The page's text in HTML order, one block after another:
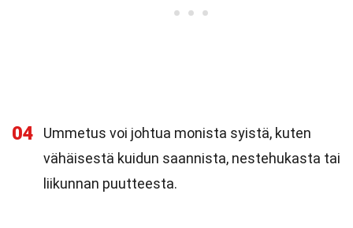
04
Ummetus voi johtua monista syistä, kuten
vähäisestä kuidun saannista, nestehukasta tai
liikunnan puutteesta.